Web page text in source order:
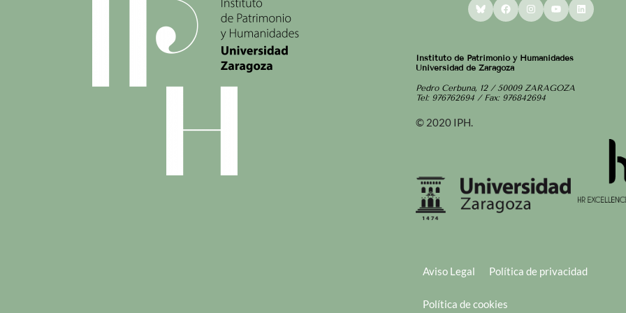
Instituto de Patrimonio y Humanidades
Universidad de Zaragoza
Pedro Cerbuna, 12 / 50009 ZARAGOZA
Tel: 976762694 / Fax: 976842694
© 2020 IPH.
Aviso Legal Política de privacidad
Política de cookies